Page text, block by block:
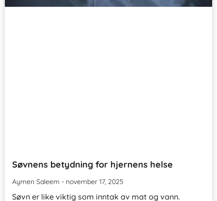
Søvnens betydning for hjernens helse
Aymen Saleem november 17, 2025
Søvn er like viktig som inntak av mat og vann.